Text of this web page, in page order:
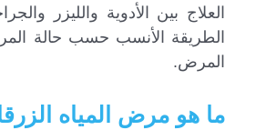
العلاج بين الأدوية والليزر
الطريقة الأنسب حسب حالة
المرض.
ما هو مرض المياه